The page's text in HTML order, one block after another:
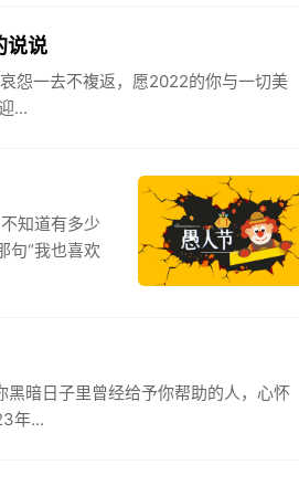
说说
怨一去不複返，愿2022的你与一切美
...
知道有多少
句“我也喜欢
暗日子里曾经给予你帮助的人，心怀
年...